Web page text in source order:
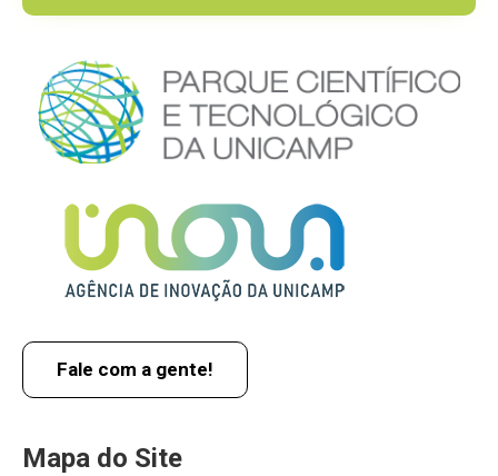
Fale com a gente!
Mapa do Site